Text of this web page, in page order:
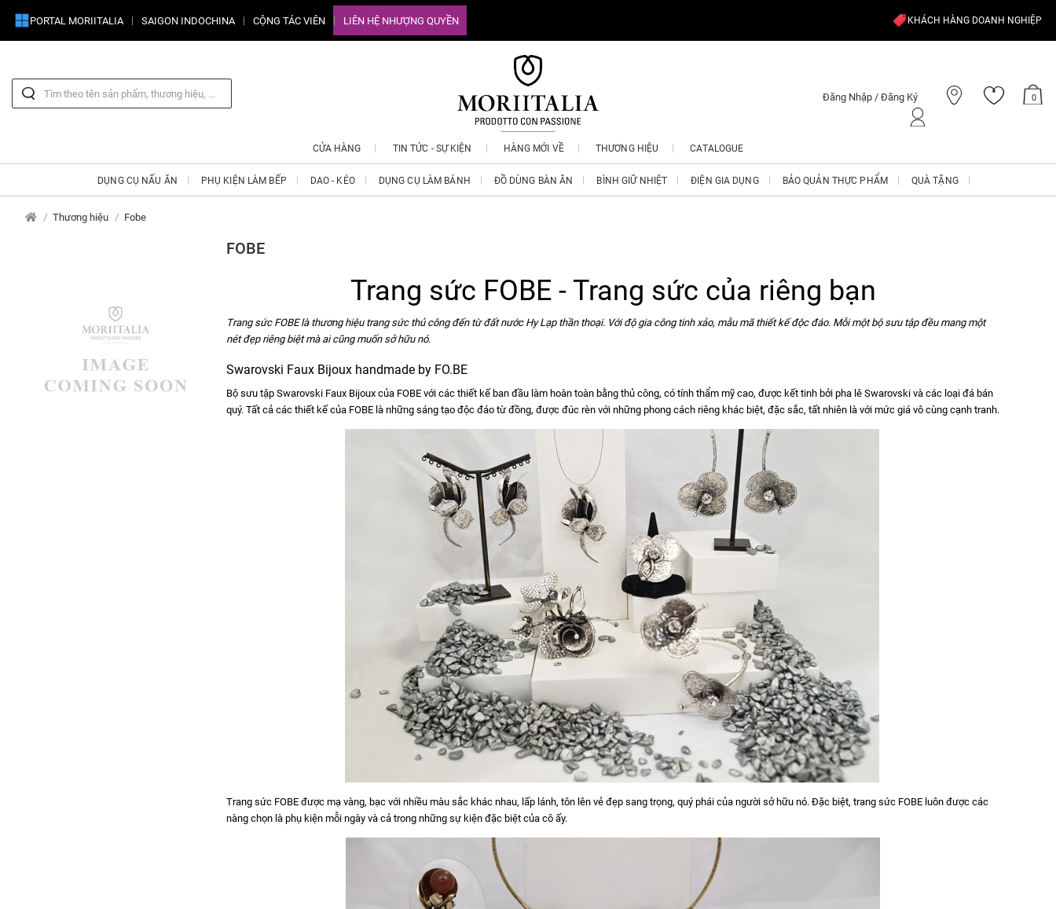
PORTAL MORIITALIA SAIGON INDOCHINA CỘNG TÁC VIÊN LIÊN HỆ NHƯỢNG QUYỀN KHÁCH HÀNG DOANH NGHIỆP
Đăng Nhập / Đăng Ký 0
CỬA HÀNG TIN TỨC - SỰ KIỆN HÀNG MỚI VỀ THƯƠNG HIỆU CATALOGUE
DỤNG CỤ NẤU ĂN PHỤ KIỆN LÀM BẾP DAO - KÉO DỤNG CỤ LÀM BÁNH ĐỒ DÙNG BÀN ĂN BÌNH GIỮ NHIỆT ĐIỆN GIA DỤNG BẢO QUẢN THỰC PHẨM QUÀ TẶNG
Thương hiệu Fobe
FOBE
Trang sức FOBE - Trang sức của riêng bạn
Trang sức FOBE là thương hiệu trang sức thủ công đến từ đất nước Hy Lạp thần thoại. Với độ gia công tinh xảo, mẫu mã thiết kế độc đáo. Mỗi một bộ sưu tập đều mang một
nét đẹp riêng biệt mà ai cũng muốn sở hữu nó.
Swarovski Faux Bijoux handmade by FO.BE
Bộ sưu tập Swarovski Faux Bijoux của FOBE với các thiết kế ban đầu làm hoàn toàn bằng thủ công, có tính thẩm mỹ cao, được kết tinh bởi pha lê Swarovski và các loại đá bán
quý. Tất cả các thiết kế của FOBE là những sáng tạo độc đáo từ đồng, được đúc rèn với những phong cách riêng khác biệt, đặc sắc, tất nhiên là với mức giá vô cùng cạnh tranh.
Trang sức FOBE được mạ vàng, bạc với nhiều màu sắc khác nhau, lấp lánh, tôn lên vẻ đẹp sang trọng, quý phái của người sở hữu nó. Đặc biệt, trang sức FOBE luôn được các
nàng chọn là phụ kiện mỗi ngày và cả trong những sự kiện đặc biệt của cô ấy.